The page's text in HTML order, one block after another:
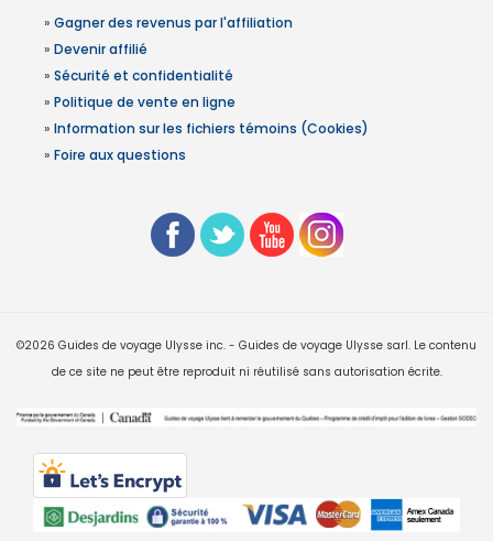
» Gagner des revenus par l'affiliation
» Devenir affilié
» Sécurité et confidentialité
» Politique de vente en ligne
» Information sur les fichiers témoins (Cookies)
» Foire aux questions
©2026 Guides de voyage Ulysse inc. - Guides de voyage Ulysse sarl. Le contenu
de ce site ne peut être reproduit ni réutilisé sans autorisation écrite.